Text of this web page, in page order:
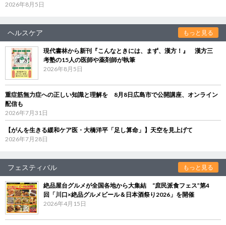
2026年8月5日
ヘルスケア もっと見る
現代書林から新刊『こんなときには、まず、漢方！』 漢方三
考塾の15人の医師や薬剤師が執筆
2026年8月5日
重症筋無力症への正しい知識と理解を 8月8日広島市で公開講座、オンライン
配信も
2026年7月31日
【がんを生きる緩和ケア医・大橋洋平「足し算命」】天空を見上げて
2026年7月28日
フェスティバル もっと見る
絶品屋台グルメが全国各地から大集結 “庶民派食フェス”第4
回「川口×絶品グルメビール＆日本酒祭り2026」を開催
2026年4月15日